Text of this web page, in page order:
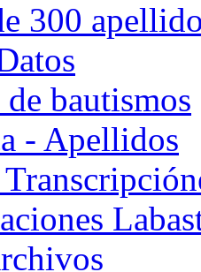
300
bautismos
- Apellidos